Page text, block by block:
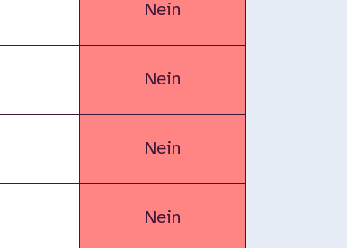
Nein
Nein
Nein
Nein